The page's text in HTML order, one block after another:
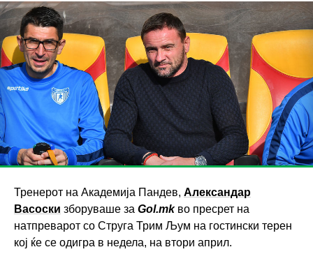
Тренерот на Академија Пандев, Александар
Васоски зборуваше за Gol.mkво пресрет на
натпреварот со Струга Трим Љум на гостински терен
кој ќе се одигра в недела, на втори април.